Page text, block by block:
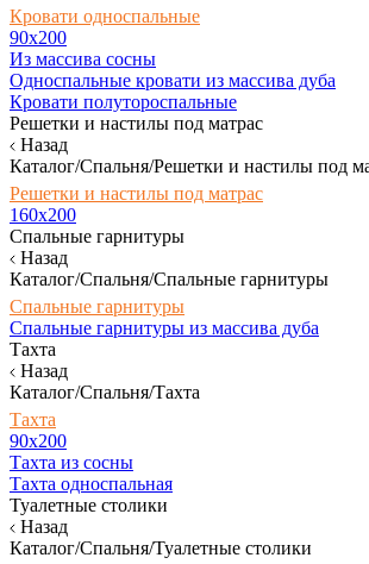
Кровати односпальные
90х200
Из массива сосны
Односпальные кровати из массива дуба
Кровати полутороспальные
Решетки и настилы под матрас
Назад
Каталог/Спальня/Решетки и настилы под
Решетки и настилы под матрас
160х200
Спальные гарнитуры
Назад
Каталог/Спальня/Спальные гарнитуры
Спальные гарнитуры
Спальные гарнитуры из массива дуба
Тахта
Назад
Каталог/Спальня/Тахта
Тахта
90х200
Тахта из сосны
Тахта односпальная
Туалетные столики
Назад
Каталог/Спальня/Туалетные столики